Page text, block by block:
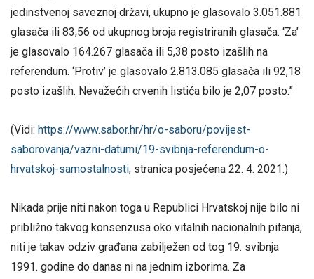
jedinstvenoj saveznoj državi, ukupno je glasovalo 3.051.881
glasača ili 83,56 od ukupnog broja registriranih glasača. ‘Za’
je glasovalo 164.267 glasača ili 5,38 posto izašlih na
referendum. ‘Protiv’ je glasovalo 2.813.085 glasača ili 92,18
posto izašlih. Nevažećih crvenih listića bilo je 2,07 posto.”
(Vidi: https://www.sabor.hr/hr/o-saboru/povijest-
saborovanja/vazni-datumi/19-svibnja-referendum-o-
hrvatskoj-samostalnosti; stranica posjećena 22. 4. 2021.)
Nikada prije niti nakon toga u Republici Hrvatskoj nije bilo ni
približno takvog konsenzusa oko vitalnih nacionalnih pitanja,
niti je takav odziv građana zabilježen od tog 19. svibnja
1991. godine do danas ni na jednim izborima. Za